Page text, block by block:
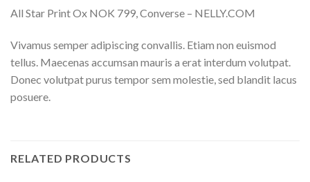
All Star Print Ox NOK 799, Converse – NELLY.COM
Vivamus semper adipiscing convallis. Etiam non euismod
tellus. Maecenas accumsan mauris a erat interdum volutpat.
Donec volutpat purus tempor sem molestie, sed blandit lacus
posuere.
RELATED PRODUCTS